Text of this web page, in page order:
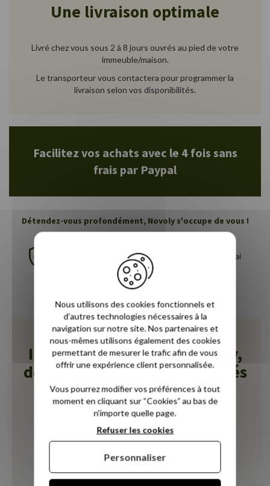
Une livraison optimale
Livré chez vous sous 2 à 8 jours ouvrés au pied de votre
immeuble/maison.
Le transporteur vous contactera pour programmer la
livraison selon vos disponibilités.
Facilitez vos achats avec le 4 fois sans
frais par Paypal
Détendez-vous profondément, Novoly s'occupe de vous !
30 nuits d'essai
Livraison gratuite
Ils ont aimé leur nuit Novoly,
déjà plus de 3300 avis vérifiés
!
Tous les commentaires
Nous utilisons des cookies fonctionnels et
d’autres technologies nécessaires à la
navigation sur notre site. Nos partenaires et
nous-mêmes utilisons également des cookies
permettant de mesurer le trafic afin de vous
offrir une expérience client personnalisée.
Vous pourrez modifier vos préférences à tout
moment en cliquant sur “Cookies” au bas de
n'importe quelle page.
Refuser les cookies
Personnaliser